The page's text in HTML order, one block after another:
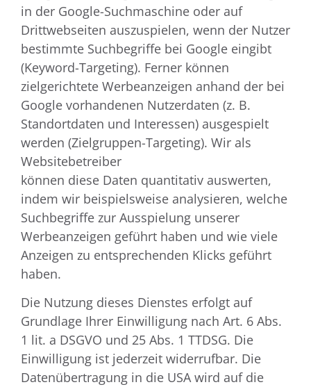
in der Google-Suchmaschine oder auf
Drittwebseiten auszuspielen, wenn der Nutzer
bestimmte Suchbegriffe bei Google eingibt
(Keyword-Targeting). Ferner können
zielgerichtete Werbeanzeigen anhand der bei
Google vorhandenen Nutzerdaten (z. B.
Standortdaten und Interessen) ausgespielt
werden (Zielgruppen-Targeting). Wir als
Websitebetreiber
können diese Daten quantitativ auswerten,
indem wir beispielsweise analysieren, welche
Suchbegriffe zur Ausspielung unserer
Werbeanzeigen geführt haben und wie viele
Anzeigen zu entsprechenden Klicks geführt
haben.
Die Nutzung dieses Dienstes erfolgt auf
Grundlage Ihrer Einwilligung nach Art. 6 Abs.
1 lit. a DSGVO und 25 Abs. 1 TTDSG. Die
Einwilligung ist jederzeit widerrufbar. Die
Datenübertragung in die USA wird auf die